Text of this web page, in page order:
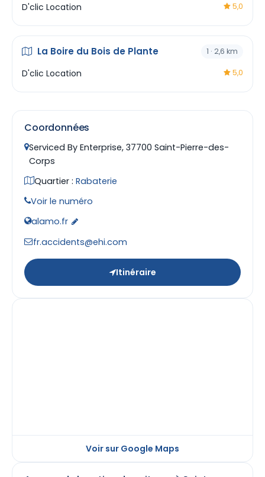
D'clic Location 5,0
La Boire du Bois de Plante 1 · 2,6 km
D'clic Location 5,0
Coordonnées
Serviced By Enterprise, 37700 Saint-Pierre-des-
Corps
Quartier : Rabaterie
Voir le numéro
alamo.fr
fr.accidents@ehi.com
Itinéraire
Voir sur Google Maps